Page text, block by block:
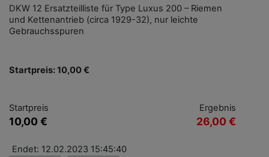
DKW 12 Ersatzteilliste für Type Luxus 200 – Riemen
und Kettenantrieb (circa 1929-32), nur leichte
Gebrauchsspuren
Startpreis: 10,00 €
Startpreis
10,00 €
Ergebnis
26,00 €
Endet: 12.02.2023 15:45:40